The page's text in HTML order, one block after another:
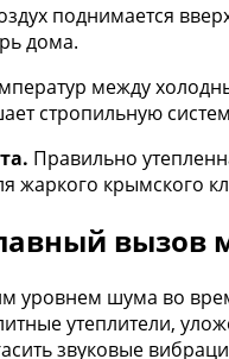
поднимается
дома.
между
стропильную
Правильно
жаркого крымского
вызов
уровнем шума во
утеплители,
звуковые